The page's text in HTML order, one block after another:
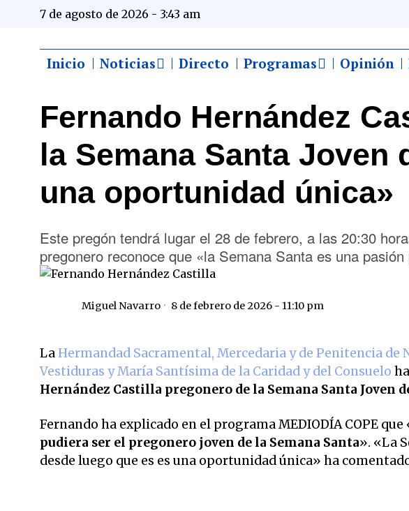
7 de agosto de 2026 - 3:43 am
Inicio Noticias Directo Programas Opinión
Fernando Hernández
la Semana Santa Joven
una oportunidad única»
Este pregón tendrá lugar el 28 de febrero, a las 20:30
pregonero reconoce que «la Semana Santa es una pasión
Miguel Navarro 8 de febrero de 2026 - 11:10 pm
LaHermandad Sacramental, Mercedaria y de Penitencia de
Vestiduras y María Santísima de la Caridad y del Consuelo
Hernández Castilla pregonero de la Semana Santa Joven
Fernando ha explicado en el programa MEDIODÍA COPE que
pudiera ser el pregonero joven de la Semana Santa». «La
desde luego que es es una oportunidad única» ha